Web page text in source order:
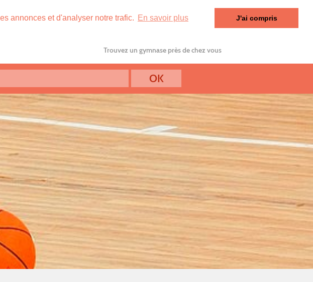
annonces et d'analyser notre trafic. En savoir plus J'ai compris
Trouvez un gymnase près de chez vous